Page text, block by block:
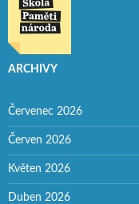
ARCHIVY
Červenec 2026
Červen 2026
Květen 2026
Duben 2026